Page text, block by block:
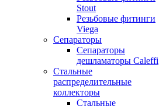
Stout
Резьбовые фитинги
Viega
Сепараторы
Сепараторы
дешламаторы Caleffi
Стальные
распределительные
коллекторы
Стальные